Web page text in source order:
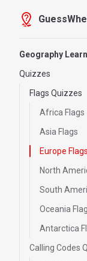
Skip to content
Geography
Quizzes
Flags Quizzes
Africa Flags
Asia Flags
Europe Flags
North
South
Oceania
Antarctica
Calling Codes